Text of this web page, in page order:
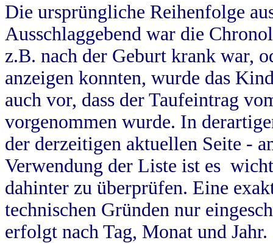
Die ursprüngliche Reihenfolge
Ausschlaggebend war die
z.B. nach der Geburt krank war,
anzeigen konnten, wurde das
auch vor, dass der Taufeintrag
vorgenommen wurde. In
der derzeitigen aktuellen Seite -
Verwendung der Liste ist es
dahinter zu überprüfen. Eine
technischen Gründen nur
erfolgt nach Tag, Monat und Jahr.